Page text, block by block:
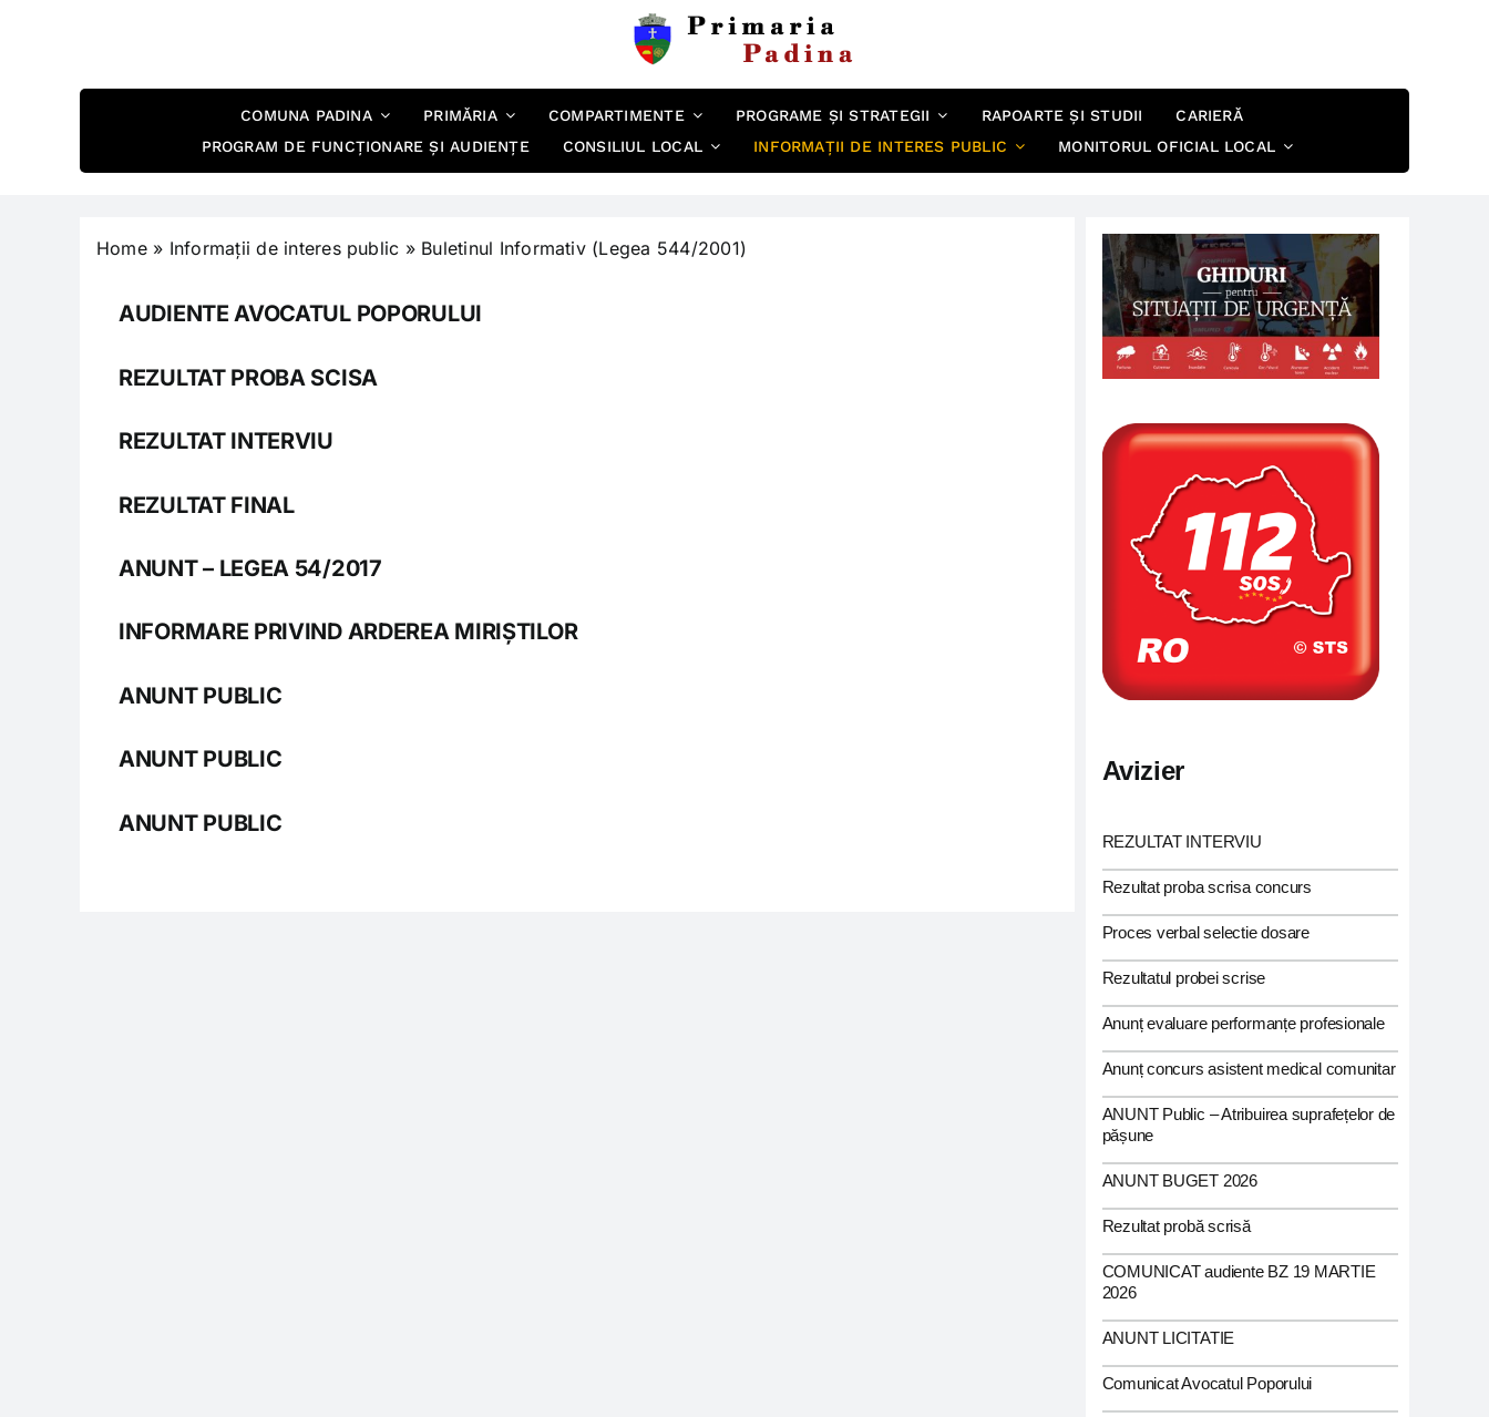
COMUNA PADINA PRIMĂRIA COMPARTIMENTE PROGRAME ȘI STRATEGII RAPOARTE ȘI STUDII
CARIERĂ
PROGRAM DE FUNCȚIONARE ȘI AUDIENȚE
CONSILIUL LOCAL INFORMAȚII DE INTERES PUBLIC MONITORUL OFICIAL LOCAL
Home» Informații de interes public » Buletinul Informativ (Legea 544/2001)
AUDIENTE AVOCATUL POPORULUI
REZULTAT PROBA SCISA
REZULTAT INTERVIU
REZULTAT FINAL
ANUNT – LEGEA 54/2017
INFORMARE PRIVIND ARDEREA MIRIȘTILOR
ANUNT PUBLIC
ANUNT PUBLIC
ANUNT PUBLIC
Avizier
REZULTAT INTERVIU
Rezultat proba scrisa concurs
Proces verbal selectie dosare
Rezultatul probei scrise
Anunț evaluare performanțe profesionale
Anunț concurs asistent medical comunitar
ANUNT Public – Atribuirea suprafețelor de
pășune
ANUNT BUGET 2026
Rezultat probă scrisă
COMUNICAT audiente BZ 19 MARTIE
2026
ANUNT LICITATIE
Comunicat Avocatul Poporului